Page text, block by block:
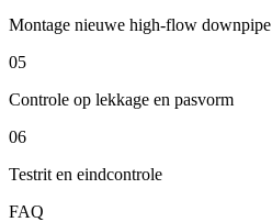
Montage nieuwe high-flow downpipe
05
Controle op lekkage en pasvorm
06
Testrit en eindcontrole
FAQ